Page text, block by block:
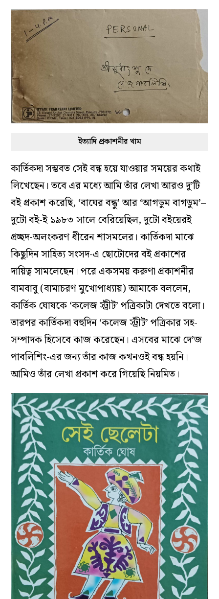
ইত্যাদি প্রকাশনীর খাম
কার্তিকদা সম্ভবত সেই বন্ধ হয়ে যাওয়ার সময়ের কথাই
লিখেছেন। তবে এর মধ্যে আমি তাঁর লেখা আরও দু’টি
বই প্রকাশ করেছি, ‘বাঘের বন্ধু’ আর ‘আগডুম বাগডুম’–
দুটো বই-ই ১৯৮৩ সালে বেরিয়েছিল, দুটো বইয়েরই
প্রচ্ছদ-অলংকরণ ধীরেন শাসমলের। কার্তিকদা মাঝে
কিছুদিন সাহিত্য সংসদ-এ ছোটোদের বই প্রকাশের
দায়িত্ব সামলেছেন। পরে একসময় করুণা প্রকাশনীর
বামবাবু (বামাচরণ মুখোপাধ্যায়) আমাকে বললেন,
কার্তিক ঘোষকে ‘কলেজ স্ট্রীট’ পত্রিকাটা দেখতে বলো।
তারপর কার্তিকদা বহুদিন ‘কলেজ স্ট্রীট’ পত্রিকার সহ-
সম্পাদক হিসেবে কাজ করেছেন। এসবের মাঝে দে’জ
পাবলিশিং-এর জন্য তাঁর কাজ কখনওই বন্ধ হয়নি।
আমিও তাঁর লেখা প্রকাশ করে গিয়েছি নিয়মিত।